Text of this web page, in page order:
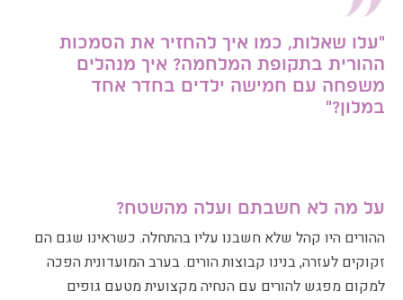
"עלו שאלות, כמו איך להחזיר את הסמכות
ההורית בתקופת המלחמה? איך מנהלים
משפחה עם חמישה ילדים בחדר אחד
במלון?"
על מה לא חשבתם ועלה מהשטח?
ההורים היו קהל שלא חשבנו עליו בהתחלה. כשראינו שגם הם
זקוקים לעזרה, בנינו קבוצות הורים. בערב המועדונית הפכה
למקום מפגש להורים עם הנחיה מקצועית מטעם גופים